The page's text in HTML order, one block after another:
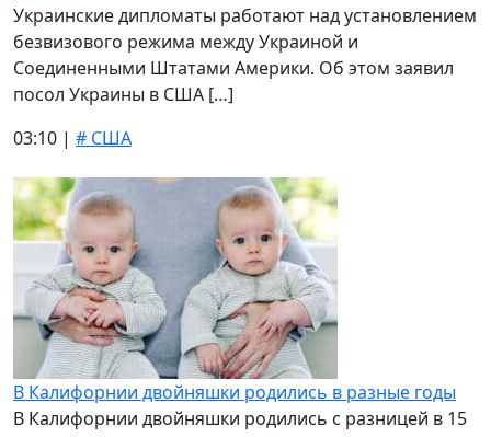
Украинские дипломаты работают над установлением
безвизового режима между Украиной и
Соединенными Штатами Америки. Об этом заявил
посол Украины в США […]
03:10 | # США
В Калифорнии двойняшки родились в разные годы
В Калифорнии двойняшки родились с разницей в 15